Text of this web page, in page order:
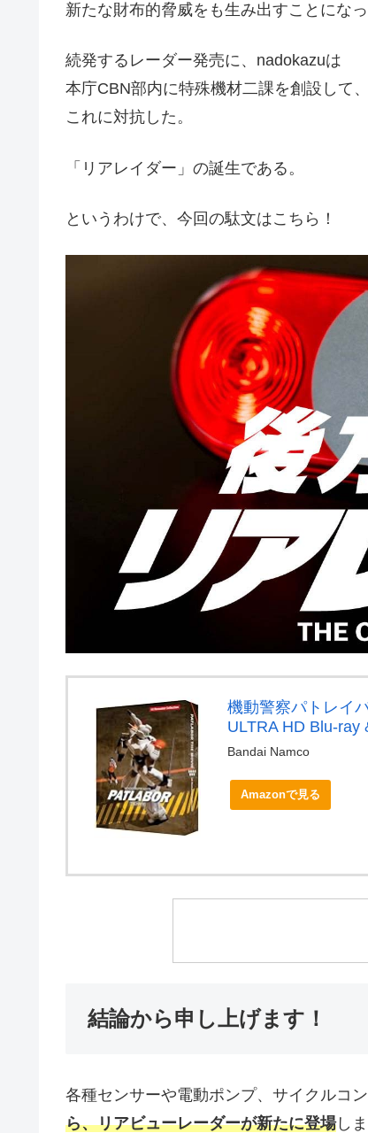
新たな財布的脅威をも生み出すことになっ
続発するレーダー発売に、nadokazuは
本庁CBN部内に特殊機材二課を創設して、
これに対抗した。
「リアレイダー」の誕生である。
というわけで、今回の駄文はこちら！
機動警察パトレイ
ULTRA HD Blu-ray
Bandai Namco
Amazonで見る
結論から申し上げます！
各種センサーや電動ポンプ、サイクルコ
ら、リアビューレーダーが新たに登場し